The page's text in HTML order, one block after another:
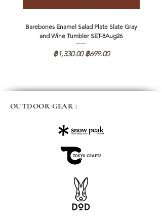
Barebones Enamel Salad Plate Slate Gray
and Wine Tumbler SET-8Aug26
ราคาปกติ
฿1,330.00 ราคาขายลด
฿699.00
OUTDOOR GEAR :